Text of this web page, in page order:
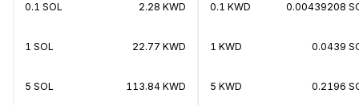
0.1 SOL 2.28 KWD
1 SOL 22.77 KWD
5 SOL 113.84 KWD
0.1 KWD 0.00439208
1 KWD 0.0439
5 KWD 0.2196